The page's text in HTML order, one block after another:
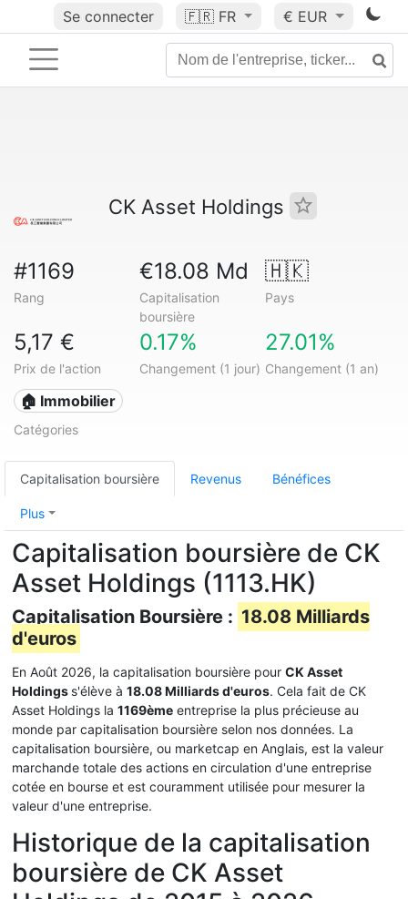
Se connecter 🇫🇷 FR € EUR
CK Asset Holdings
#1169
Rang
€18.08 Md
Capitalisation
boursière
🇭🇰
Pays
5,17 €
Prix de l'action
0.17%
Changement (1 jour)
27.01%
Changement (1 an)
🏠 Immobilier
Catégories
Capitalisation boursière Revenus Bénéfices
Plus
Capitalisation boursière de CK
Asset Holdings (1113.HK)
Capitalisation Boursière : 18.08 Milliards
d'euros
En Août 2026, la capitalisation boursière pour CK Asset
Holdings s'élève à 18.08 Milliards d'euros. Cela fait de CK
Asset Holdings la 1169ème entreprise la plus précieuse au
monde par capitalisation boursière selon nos données. La
capitalisation boursière, ou marketcap en Anglais, est la valeur
marchande totale des actions en circulation d'une entreprise
cotée en bourse et est couramment utilisée pour mesurer la
valeur d'une entreprise.
Historique de la capitalisation
boursière de CK Asset